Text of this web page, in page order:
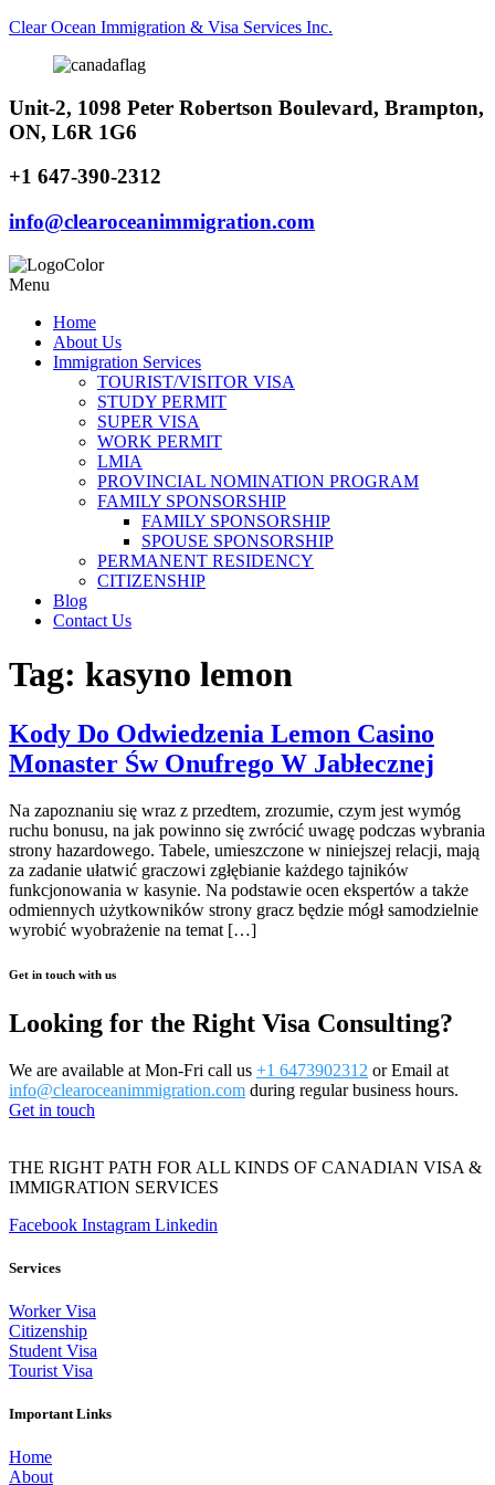
Clear Ocean Immigration & Visa Services Inc.
Unit-2, 1098 Peter Robertson Boulevard, Brampton,
ON, L6R 1G6
+1 647-390-2312
info@clearoceanimmigration.com
Menu
Home
About Us
Immigration Services
TOURIST/VISITOR VISA
STUDY PERMIT
SUPER VISA
WORK PERMIT
LMIA
PROVINCIAL NOMINATION PROGRAM
FAMILY SPONSORSHIP
FAMILY SPONSORSHIP
SPOUSE SPONSORSHIP
PERMANENT RESIDENCY
CITIZENSHIP
Blog
Contact Us
Tag: kasyno lemon
Kody Do Odwiedzenia Lemon Casino
Monaster Św Onufrego W Jabłecznej
Na zapoznaniu się wraz z przedtem, zrozumie, czym jest wymóg
ruchu bonusu, na jak powinno się zwrócić uwagę podczas wybrania
strony hazardowego. Tabele, umieszczone w niniejszej relacji, mają
za zadanie ułatwić graczowi zgłębianie każdego tajników
funkcjonowania w kasynie. Na podstawie ocen ekspertów a także
odmiennych użytkowników strony gracz będzie mógł samodzielnie
wyrobić wyobrażenie na temat […]
Get in touch with us
Looking for the Right Visa Consulting?
We are available at Mon-Fri call us +1 6473902312 or Email at
info@clearoceanimmigration.com during regular business hours.
Get in touch
THE RIGHT PATH FOR ALL KINDS OF CANADIAN VISA &
IMMIGRATION SERVICES
Facebook Instagram Linkedin
Services
Worker Visa
Citizenship
Student Visa
Tourist Visa
Important Links
Home
About